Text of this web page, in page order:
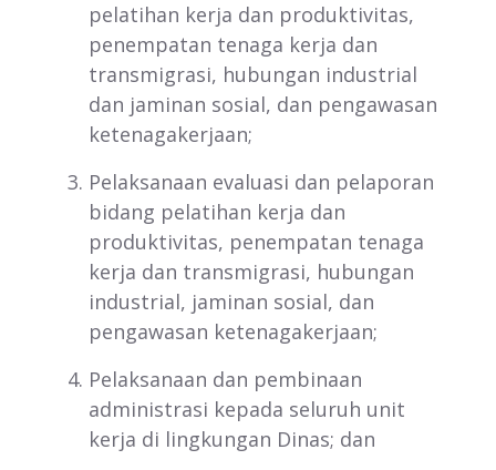
pelatihan kerja dan produktivitas,
penempatan tenaga kerja dan
transmigrasi, hubungan industrial
dan jaminan sosial, dan pengawasan
ketenagakerjaan;
Pelaksanaan evaluasi dan pelaporan
bidang pelatihan kerja dan
produktivitas, penempatan tenaga
kerja dan transmigrasi, hubungan
industrial, jaminan sosial, dan
pengawasan ketenagakerjaan;
Pelaksanaan dan pembinaan
administrasi kepada seluruh unit
kerja di lingkungan Dinas; dan